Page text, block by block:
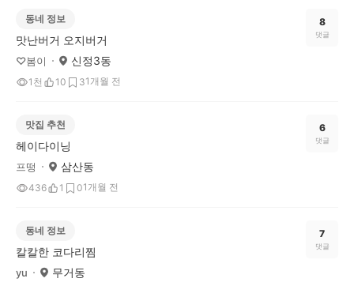
동네 정보
맛난버거 오지버거
♡봄이 신정3동
1천 10 31개월 전
8
댓글
맛집 추천
헤이다이닝
프떵 삼산동
436 1 01개월 전
6
댓글
동네 정보
칼칼한 코다리찜
yu 무거동
7
댓글